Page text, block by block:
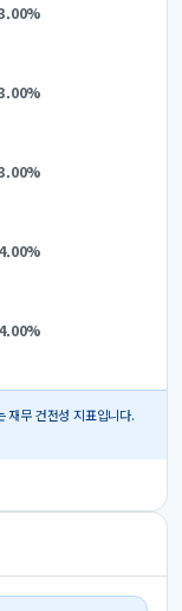
%
%
%
4.00%
4.00%
재무 건전성 지표입니다.